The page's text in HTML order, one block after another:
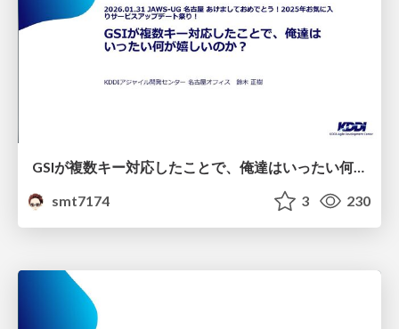
GSIが複数キー対応したことで、俺達はいったい何が嬉しいのか？
smt7174
3 230